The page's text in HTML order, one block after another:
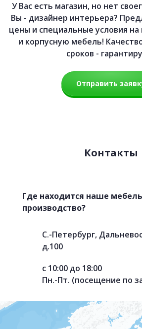
У Вас есть магазин, но нет
Вы - дизайнер интерьера?
цены и специальные условия
и корпусную мебель!
сроков -
Отправить
Контакты
Где находится наше
производство?
С.-Петербург,
д.100
с 10:00 до 18:00
Пн.-Пт. (посещение по